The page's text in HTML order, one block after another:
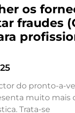
os
fraudes
do pronto-a-
muito mais
Trata-se